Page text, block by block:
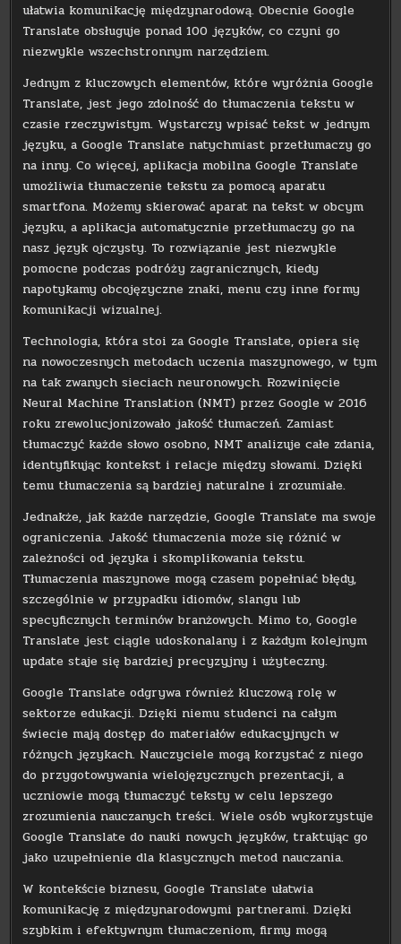
ułatwia komunikację międzynarodową. Obecnie Google
Translate obsługuje ponad 100 języków, co czyni go
niezwykle wszechstronnym narzędziem.
Jednym z kluczowych elementów, które wyróżnia Google
Translate, jest jego zdolność do tłumaczenia tekstu w
czasie rzeczywistym. Wystarczy wpisać tekst w jednym
języku, a Google Translate natychmiast przetłumaczy go
na inny. Co więcej, aplikacja mobilna Google Translate
umożliwia tłumaczenie tekstu za pomocą aparatu
smartfona. Możemy skierować aparat na tekst w obcym
języku, a aplikacja automatycznie przetłumaczy go na
nasz język ojczysty. To rozwiązanie jest niezwykle
pomocne podczas podróży zagranicznych, kiedy
napotykamy obcojęzyczne znaki, menu czy inne formy
komunikacji wizualnej.
Technologia, która stoi za Google Translate, opiera się
na nowoczesnych metodach uczenia maszynowego, w tym
na tak zwanych sieciach neuronowych. Rozwinięcie
Neural Machine Translation (NMT) przez Google w 2016
roku zrewolucjonizowało jakość tłumaczeń. Zamiast
tłumaczyć każde słowo osobno, NMT analizuje całe zdania,
identyfikując kontekst i relacje między słowami. Dzięki
temu tłumaczenia są bardziej naturalne i zrozumiałe.
Jednakże, jak każde narzędzie, Google Translate ma swoje
ograniczenia. Jakość tłumaczenia może się różnić w
zależności od języka i skomplikowania tekstu.
Tłumaczenia maszynowe mogą czasem popełniać błędy,
szczególnie w przypadku idiomów, slangu lub
specyficznych terminów branżowych. Mimo to, Google
Translate jest ciągle udoskonalany i z każdym kolejnym
update staje się bardziej precyzyjny i użyteczny.
Google Translate odgrywa również kluczową rolę w
sektorze edukacji. Dzięki niemu studenci na całym
świecie mają dostęp do materiałów edukacyjnych w
różnych językach. Nauczyciele mogą korzystać z niego
do przygotowywania wielojęzycznych prezentacji, a
uczniowie mogą tłumaczyć teksty w celu lepszego
zrozumienia nauczanych treści. Wiele osób wykorzystuje
Google Translate do nauki nowych języków, traktując go
jako uzupełnienie dla klasycznych metod nauczania.
W kontekście biznesu, Google Translate ułatwia
komunikację z międzynarodowymi partnerami. Dzięki
szybkim i efektywnym tłumaczeniom, firmy mogą